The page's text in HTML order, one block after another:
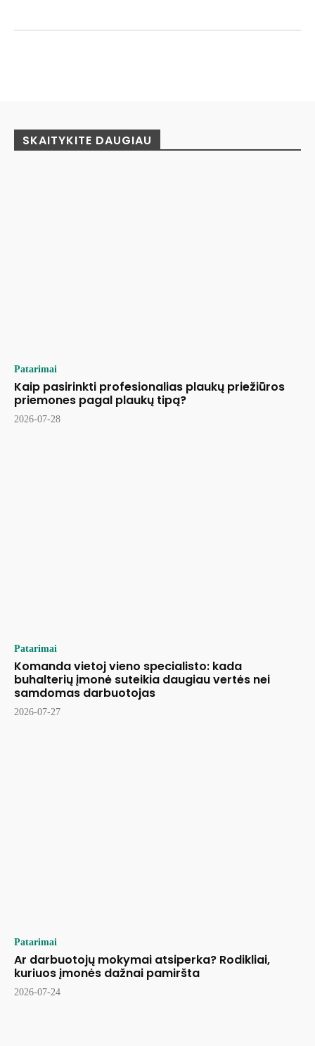
SKAITYKITE DAUGIAU
Patarimai
Kaip pasirinkti profesionalias plaukų priežiūros
priemones pagal plaukų tipą?
2026-07-28
Patarimai
Komanda vietoj vieno specialisto: kada
buhalterių įmonė suteikia daugiau vertės nei
samdomas darbuotojas
2026-07-27
Patarimai
Ar darbuotojų mokymai atsiperka? Rodikliai,
kuriuos įmonės dažnai pamiršta
2026-07-24